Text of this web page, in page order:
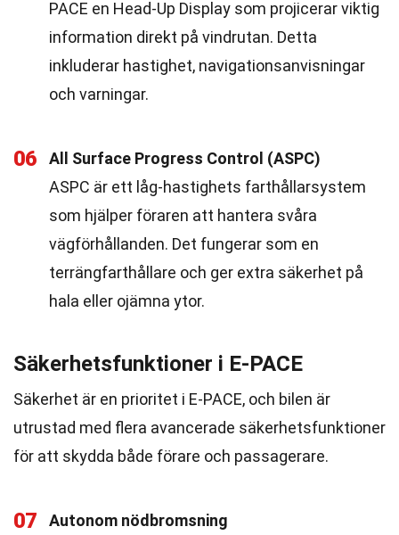
PACE en Head-Up Display som projicerar viktig
information direkt på vindrutan. Detta
inkluderar hastighet, navigationsanvisningar
och varningar.
06
All Surface Progress Control (ASPC)
ASPC är ett låg-hastighets farthållarsystem
som hjälper föraren att hantera svåra
vägförhållanden. Det fungerar som en
terrängfarthållare och ger extra säkerhet på
hala eller ojämna ytor.
Säkerhetsfunktioner i E-PACE
Säkerhet är en prioritet i E-PACE, och bilen är
utrustad med flera avancerade säkerhetsfunktioner
för att skydda både förare och passagerare.
07 Autonom nödbromsning